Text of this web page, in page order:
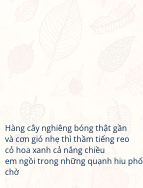
Hàng cây nghiêng bóng thật gần
và cơn gió nhẹ thì thầm tiếng reo
cỏ hoa xanh cả nắng chiều
em ngồi trong những quạnh hiu phố
chờ